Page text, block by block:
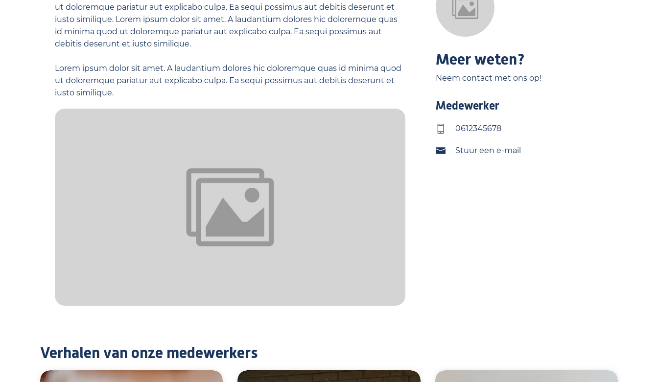
ut doloremque pariatur aut explicabo culpa. Ea sequi possimus aut debitis deserunt et
iusto similique. Lorem ipsum dolor sit amet. A laudantium dolores hic doloremque quas
id minima quod ut doloremque pariatur aut explicabo culpa. Ea sequi possimus aut
debitis deserunt et iusto similique.
Lorem ipsum dolor sit amet. A laudantium dolores hic doloremque quas id minima quod
ut doloremque pariatur aut explicabo culpa. Ea sequi possimus aut debitis deserunt et
iusto similique.
Meer weten?
Neem contact met ons op!
Medewerker
0612345678
Stuur een e-mail
Verhalen van onze medewerkers